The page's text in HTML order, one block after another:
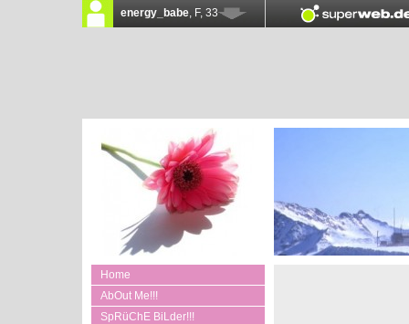
Home
AbOut Me!!!
SpRüChE BiLder!!!